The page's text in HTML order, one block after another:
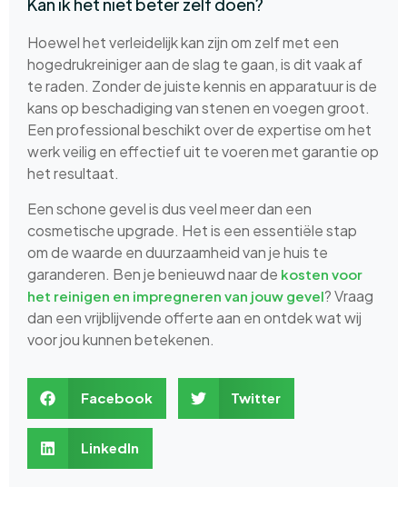
Kan ik het niet beter zelf doen?
Hoewel het verleidelijk kan zijn om zelf met een
hogedrukreiniger aan de slag te gaan, is dit vaak af
te raden. Zonder de juiste kennis en apparatuur is de
kans op beschadiging van stenen en voegen groot.
Een professional beschikt over de expertise om het
werk veilig en effectief uit te voeren met garantie op
het resultaat.
Een schone gevel is dus veel meer dan een
cosmetische upgrade. Het is een essentiële stap
om de waarde en duurzaamheid van je huis te
garanderen. Ben je benieuwd naar de kosten voor
het reinigen en impregneren van jouw gevel? Vraag
dan een vrijblijvende offerte aan en ontdek wat wij
voor jou kunnen betekenen.
Facebook Twitter
LinkedIn